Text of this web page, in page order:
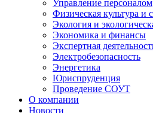
Управление персоналом
Физическая культура и
Экология и
Экономика и финансы
Экспертная
Электробезопасность
Энергетика
Юриспруденция
Проведение СОУТ
О компании
Новости